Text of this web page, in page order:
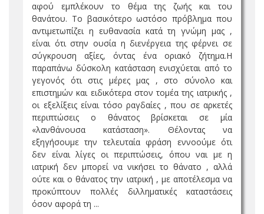
αφού εμπλέκουν το θέμα της ζωής και του
θανάτου. Το βασικότερο ωστόσο πρόβλημα που
αντιμετωπίζει η ευθανασία κατά τη γνώμη μας ,
είναι ότι στην ουσία η διενέργεια της φέρνει σε
σύγκρουση αξίες, όντας ένα οριακό ζήτημα.Η
παραπάνω δύσκολη κατάσταση ενισχύεται από το
γεγονός ότι στις μέρες μας , στο σύνολο και
επιστημών και ειδικότερα στον τομέα της ιατρικής ,
οι εξελίξεις είναι τόσο ραγδαίες , που σε αρκετές
περιπτώσεις ο θάνατος βρίσκεται σε μία
«λανθάνουσα κατάσταση». Θέλοντας να
εξηγήσουμε την τελευταία φράση εννοούμε ότι
δεν είναι λίγες οι περιπτώσεις, όπου ναι με η
ιατρική δεν μπορεί να νικήσει το θάνατο , αλλά
ούτε και ο θάνατος την ιατρική , με αποτέλεσμα να
προκύπτουν πολλές διλληματικές καταστάσεις
όσον αφορά τη ...